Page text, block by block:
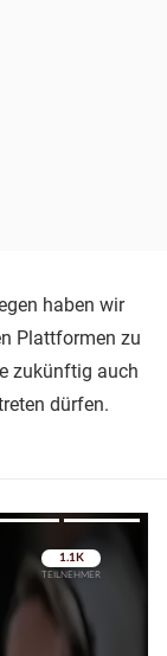
haben wir
Plattformen zu
zukünftig auch
dürfen.
Überspringen